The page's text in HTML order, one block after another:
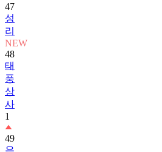
47
성
리
NEW
48
태
풍
상
사
1
49
은